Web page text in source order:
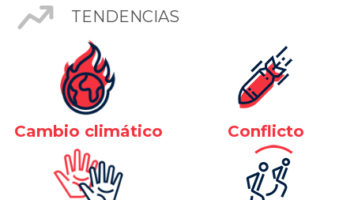
TENDENCIAS
Cambio climático Conflicto